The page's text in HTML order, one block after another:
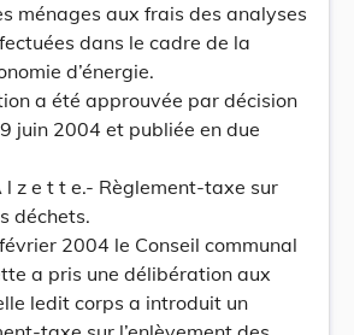
ménages aux frais des analyses
dans le cadre de la
d’énergie.
a été approuvée par décision
juin 2004 et publiée en due
l z e t t e.- Règlement-taxe sur
déchets.
2004 le Conseil communal
a pris une délibération aux
ledit corps a introduit un